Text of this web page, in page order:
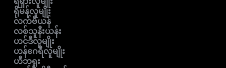
ရိုမန်လူမျိုး
လက်ဗီယန်
လစ်သူနီးယန်း
ဟင်ဒီလူမျိုး
ဟန်ဂေရီလူမျိုး
ဟီဘရူး